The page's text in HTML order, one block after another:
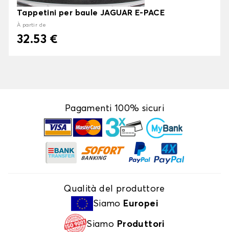
Tappetini per baule JAGUAR E-PACE
À partir de
32.53 €
Pagamenti 100% sicuri
Qualità del produttore
Siamo Europei
Siamo Produttori